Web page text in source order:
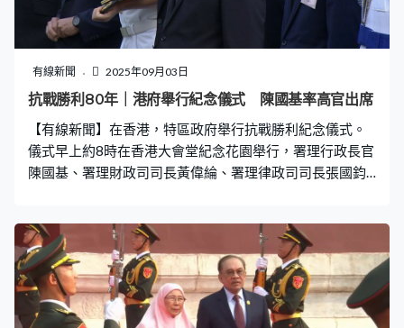
有線新聞 2025年09月03日
抗戰勝利80年｜港府舉行紀念儀式 陳國基率高官出席
【有線新聞】在香港，特區政府舉行抗戰勝利紀念儀式。
儀式早上約8時在香港大會堂紀念花園舉行，署理行政長官
陳國基、署理財政司司長黃偉綸、署理律政司司長張國鈞
演奏下步操進場。陳國基整理花圈緞帶，並帶領各界代表
及嘉賓在紀念龕前向烈士鞠躬。